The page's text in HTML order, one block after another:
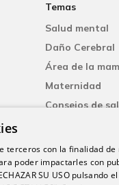
Temas
Salud mental
Daño Cerebral
Área de la
Maternidad
Consejos de
Neumología
terceros con la finalidad
poder impactarles con
SU USO pulsando